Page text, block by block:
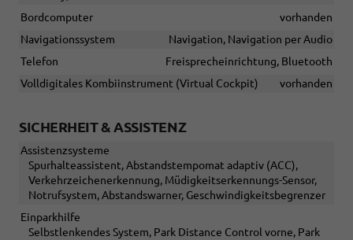
Bordcomputer
vorhanden
Navigationssystem
Navigation, Navigation per Audio
Telefon
Freisprecheinrichtung, Bluetooth
Volldigitales Kombiinstrument (Virtual Cockpit)
vorhanden
SICHERHEIT & ASSISTENZ
Assistenzsysteme
Spurhalteassistent, Abstandstempomat adaptiv (ACC),
Verkehrzeichenerkennung, Müdigkeitserkennungs-Sensor,
Notrufsystem, Abstandswarner, Geschwindigkeitsbegrenzer
Einparkhilfe
Selbstlenkendes System, Park Distance Control vorne, Park